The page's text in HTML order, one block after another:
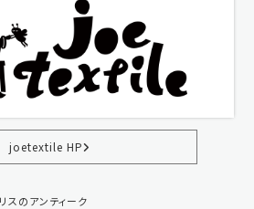
joetextile HP
スのアンティーク